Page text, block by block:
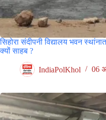
सिहोरा संदीपनी विद्यालय भवन
क्यों साहब ?
IndiaPolKhol 06